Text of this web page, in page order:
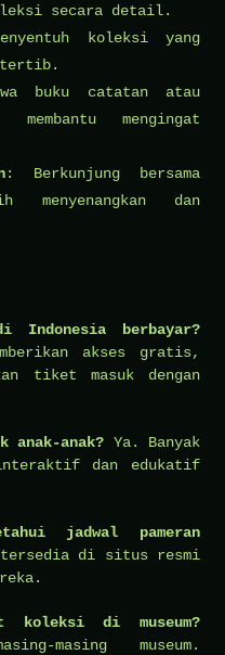
secara detail.
koleksi yang
tertib.
buku catatan atau
mengingat
: Berkunjung bersama
menyenangkan dan
Indonesia berbayar?
akses gratis,
tiket masuk dengan
anak-anak? Ya. Banyak
interaktif dan edukatif
jadwal pameran
tersedia di situs resmi
koleksi di museum?
masing museum.